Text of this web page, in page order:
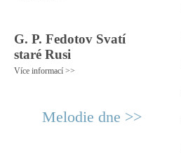
G. P. Fedotov Svatí
staré Rusi
Více informací >>
Melodie dne >>